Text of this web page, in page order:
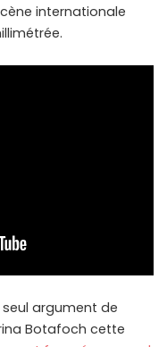
internationale
argument de
Botafoch cette